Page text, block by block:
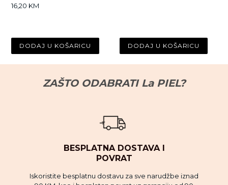
Standardna
16,20 KM
ZAŠTO ODABRATI La PIEL?
BESPLATNA DOSTAVA I
POVRAT
Iskoristite besplatnu dostavu za sve narudžbe iznad